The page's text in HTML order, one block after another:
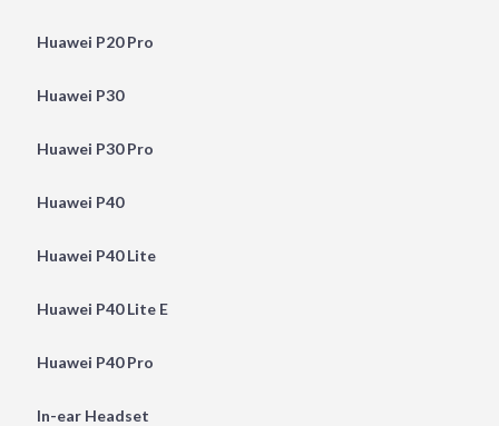
Huawei P20 Pro
Huawei P30
Huawei P30 Pro
Huawei P40
Huawei P40 Lite
Huawei P40 Lite E
Huawei P40 Pro
In-ear Headset